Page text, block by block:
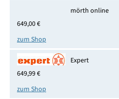
mörth online
649,00 €
zum Shop
Expert
649,99 €
zum Shop